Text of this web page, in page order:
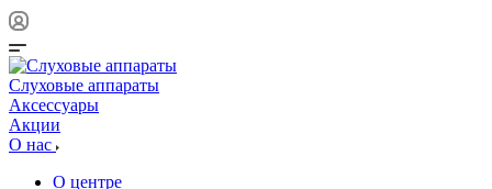
Слуховые аппараты
Аксессуары
Акции
О нас
О центре